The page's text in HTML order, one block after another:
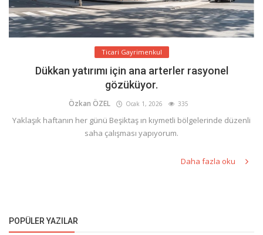
Türkçe
Ticari Gayrimenkul
Dükkan yatırımı için ana arterler rasyonel
gözüküyor.
Özkan ÖZEL Ocak 1, 2026 335
Yaklaşık haftanın her günü Beşiktaş ın kıymetli bölgelerinde düzenli
saha çalışması yapıyorum.
Daha fazla oku
POPÜLER YAZILAR